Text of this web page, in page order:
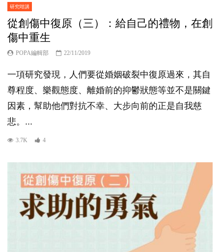
研究咁講
從創傷中復原（三）：給自己的禮物，在創
傷中重生
POPA編輯部 22/11/2019
一項研究發現，人們要從婚姻破裂中復原過來，其自
尊程度、樂觀態度、離婚前的抑鬱狀態等並不是關鍵
因素，幫助他們對抗不幸、大步向前的正是自我慈
悲。...
3.7K 4